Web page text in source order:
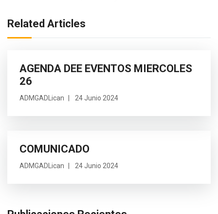
Related Articles
AGENDA DEE EVENTOS MIERCOLES
26
ADMGADLican 24 Junio 2024
COMUNICADO
ADMGADLican 24 Junio 2024